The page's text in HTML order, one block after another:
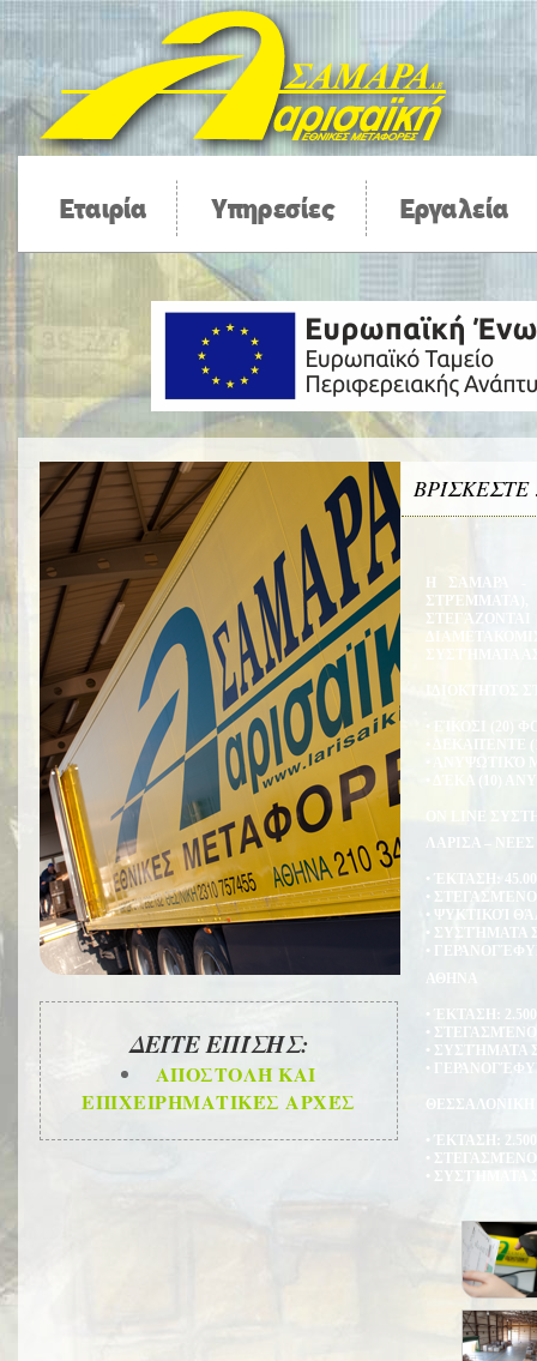
Εταιρία Υπηρεσίες Εργαλεία
ΔΕΊΤΕ ΕΠΊΣΗΣ:
ΑΠΟΣΤΟΛΉ ΚΑΙ
ΕΠΙΧΕΙΡΗΜΑΤΙΚΈΣ ΑΡΧΈΣ
Η ΣΑΜΑΡΑ -
ΣΤΡΈΜΜΑΤΑ),
ΣΥΣΤΉΜΑΤΑ
ΙΔΙΟΚΤΗΤΟΣ
ON LINE
ΛΑΡΙΣΑ –
• ΈΚΤΑΣΗ:
•
• ΨΥΚΤΙΚΟΊ
• ΣΥΣΤΉΜΑΤΑ
•
ΑΘΗΝΑ
• ΈΚΤΑΣΗ:
•
• ΣΥΣΤΉΜΑΤΑ
•
ΘΕΣΣΑΛΟΝΙΚΗ
• ΈΚΤΑΣΗ:
•